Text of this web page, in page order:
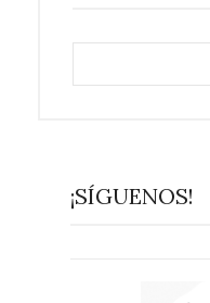
¡SÍGUENOS!